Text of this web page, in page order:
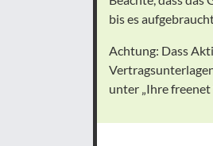
bis es
Achtung: Dass
unter „Ihre freenet